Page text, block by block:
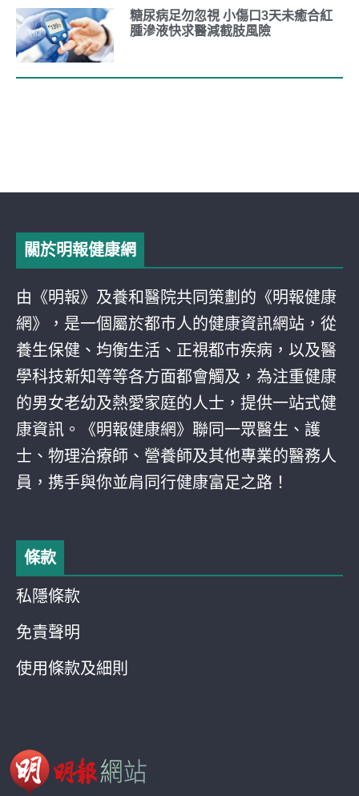
糖尿病足勿忽視 小傷口3天未癒合紅
腫滲液快求醫減截肢風險
關於明報健康網
由《明報》及養和醫院共同策劃的《明報健康
網》，是一個屬於都巿人的健康資訊網站，從
養生保健、均衡生活、正視都巿疾病，以及醫
學科技新知等等各方面都會觸及，為注重健康
的男女老幼及熱愛家庭的人士，提供一站式健
康資訊。《明報健康網》聯同一眾醫生、護
士、物理治療師、營養師及其他專業的醫務人
員，携手與你並肩同行健康富足之路！
條款
私隱條款
免責聲明
使用條款及細則